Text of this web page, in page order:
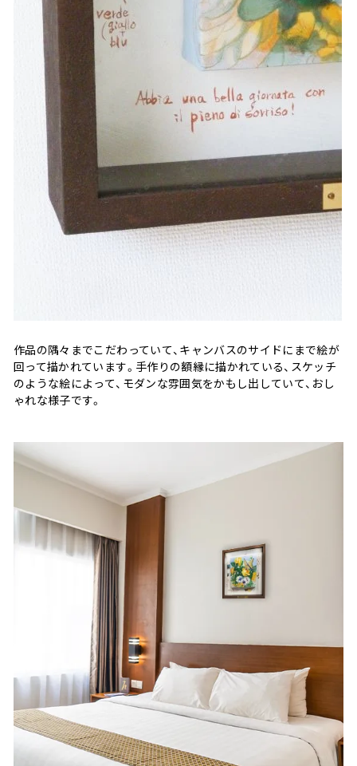
作品の隅々までこだわっていて、キャンバスのサイドにまで絵が
回って描かれています。手作りの額縁に描かれている、スケッチ
のような絵によって、モダンな雰囲気をかもし出していて、おし
ゃれな様子です。